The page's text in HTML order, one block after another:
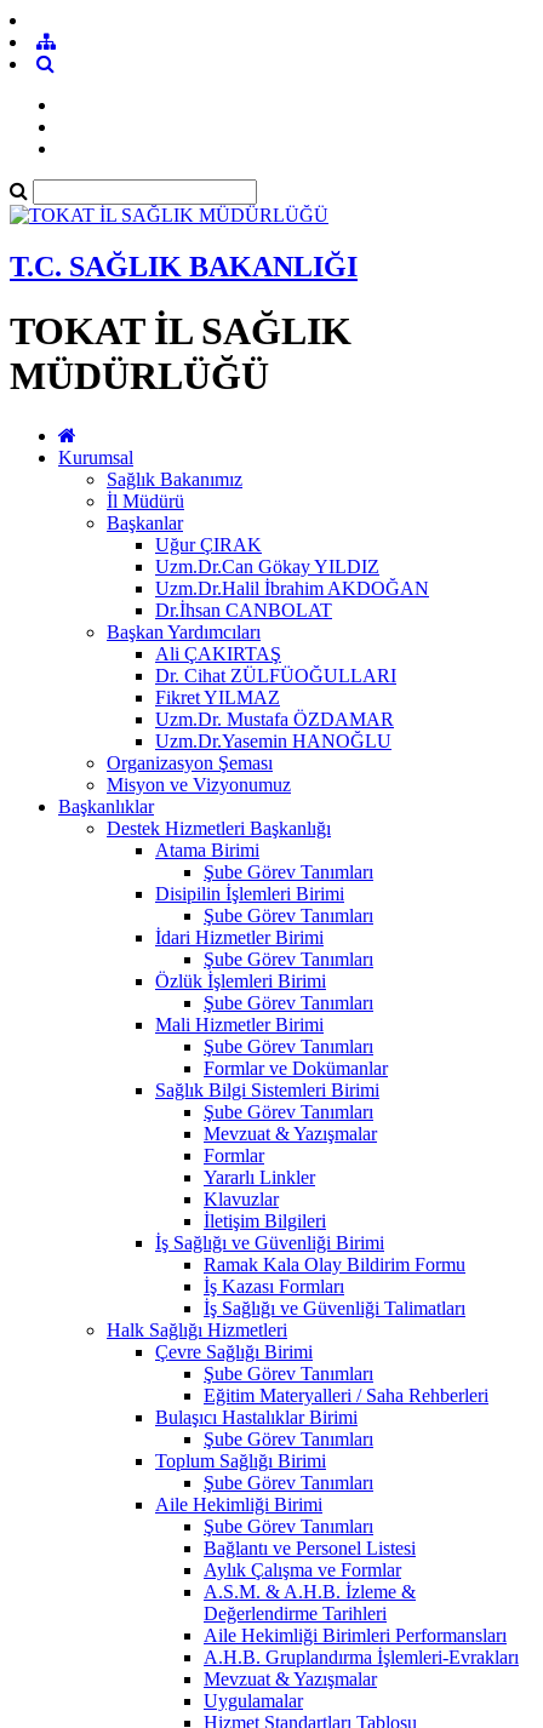
T.C. SAĞLIK BAKANLIĞI
TOKAT İL SAĞLIK
MÜDÜRLÜĞÜ
Kurumsal
Sağlık Bakanımız
İl Müdürü
Başkanlar
Uğur ÇIRAK
Uzm.Dr.Can Gökay YILDIZ
Uzm.Dr.Halil İbrahim AKDOĞAN
Dr.İhsan CANBOLAT
Başkan Yardımcıları
Ali ÇAKIRTAŞ
Dr. Cihat ZÜLFÜOĞULLARI
Fikret YILMAZ
Uzm.Dr. Mustafa ÖZDAMAR
Uzm.Dr.Yasemin HANOĞLU
Organizasyon Şeması
Misyon ve Vizyonumuz
Başkanlıklar
Destek Hizmetleri Başkanlığı
Atama Birimi
Şube Görev Tanımları
Disipilin İşlemleri Birimi
Şube Görev Tanımları
İdari Hizmetler Birimi
Şube Görev Tanımları
Özlük İşlemleri Birimi
Şube Görev Tanımları
Mali Hizmetler Birimi
Şube Görev Tanımları
Formlar ve Dokümanlar
Sağlık Bilgi Sistemleri Birimi
Şube Görev Tanımları
Mevzuat & Yazışmalar
Formlar
Yararlı Linkler
Klavuzlar
İletişim Bilgileri
İş Sağlığı ve Güvenliği Birimi
Ramak Kala Olay Bildirim Formu
İş Kazası Formları
İş Sağlığı ve Güvenliği Talimatları
Halk Sağlığı Hizmetleri
Çevre Sağlığı Birimi
Şube Görev Tanımları
Eğitim Materyalleri / Saha Rehberleri
Bulaşıcı Hastalıklar Birimi
Şube Görev Tanımları
Toplum Sağlığı Birimi
Şube Görev Tanımları
Aile Hekimliği Birimi
Şube Görev Tanımları
Bağlantı ve Personel Listesi
Aylık Çalışma ve Formlar
A.S.M. & A.H.B. İzleme &
Değerlendirme Tarihleri
Aile Hekimliği Birimleri Performansları
A.H.B. Gruplandırma İşlemleri-Evrakları
Mevzuat & Yazışmalar
Uygulamalar
Hizmet Standartları Tablosu